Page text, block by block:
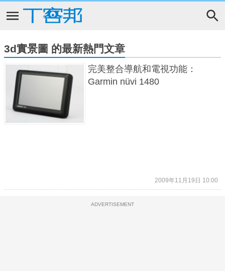
3d實景圖 的最新熱門文章
完美整合導航和電視功能：
Garmin nüvi 1480
2009年11月19日 10:00
ADVERTISEMENT